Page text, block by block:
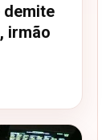
demite
irmão